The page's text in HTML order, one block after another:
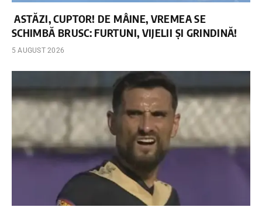
ASTĂZI, CUPTOR! DE MÂINE, VREMEA SE
SCHIMBĂ BRUSC: FURTUNI, VIJELII ȘI GRINDINĂ!
5 AUGUST 2026